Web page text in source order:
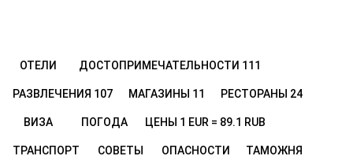
ОТЕЛИ ДОСТОПРИМЕЧАТЕЛЬНОСТИ 111
РАЗВЛЕЧЕНИЯ 107 МАГАЗИНЫ 11 РЕСТОРАНЫ 24
ВИЗА ПОГОДА ЦЕНЫ 1 EUR = 89.1 RUB
ТРАНСПОРТ СОВЕТЫ ОПАСНОСТИ ТАМОЖНЯ